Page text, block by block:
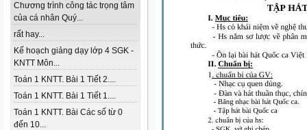
Chương trình công tác trọng tâm
của cá nhân Quý...
rất hay...
Kế hoạch giảng dạy lớp 4 SGK -
KNTT Môn...
Toán 1 KNTT. Bài 1 Tiết 2....
Toán 1 KNTT. Bài 1 Tiết 1....
Toán 1 KNTT. Bài Các số từ 0
đến 10...